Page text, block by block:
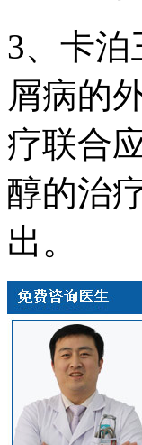
3、卡
屑病的
疗联合
醇的治
出。